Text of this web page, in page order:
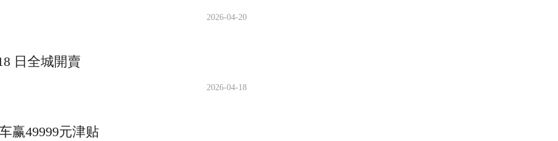
2026-04-20
日全城開賣
2026-04-18
赢49999元津贴